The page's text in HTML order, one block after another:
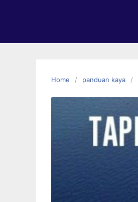
Home panduan kaya